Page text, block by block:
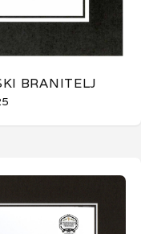
BRANITELJ